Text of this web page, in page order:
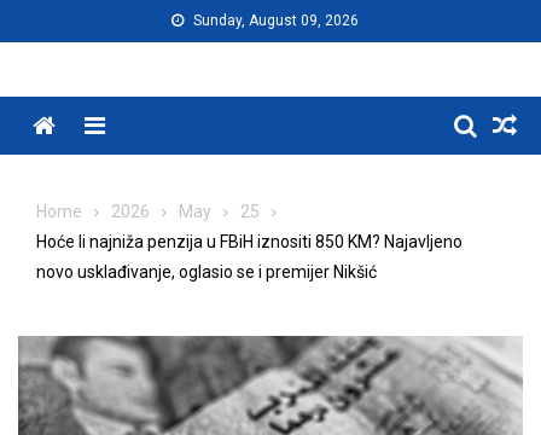
to
Sunday, August 09, 2026
Menu
Home 2026 May
25
Hoće li najniža penzija u FBiH iznositi 850 KM? Najavljeno
novo usklađivanje, oglasio se i premijer Nikšić